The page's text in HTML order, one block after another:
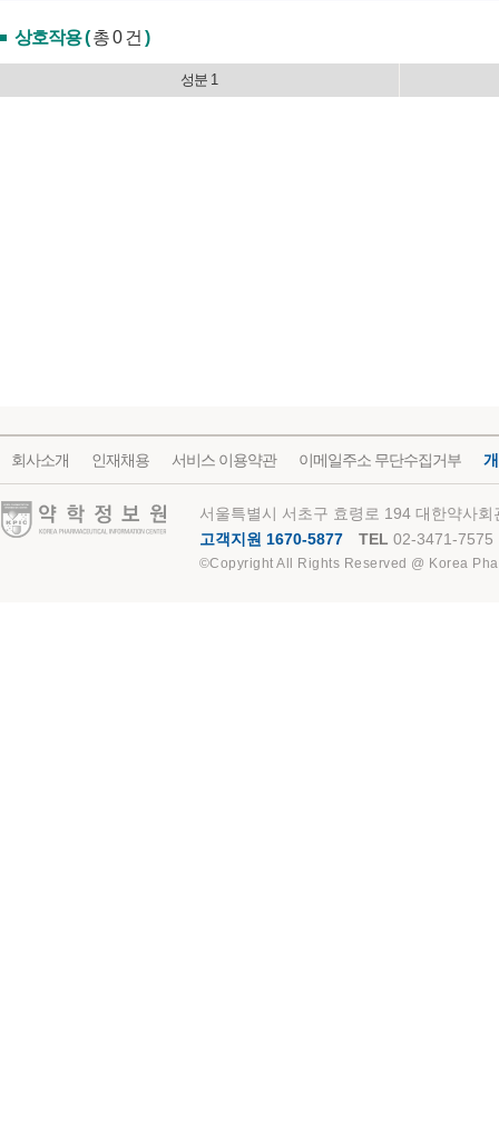
상호작용 (총 0 건 )
성분 1
회사소개 인재채용 서비스 이용약관 이메일주소 무단수집거부
약학정보원
서울특별시 서초구 효령로 194 대한약사
고객지원 1670-5877
TEL 02-3471-7575
©Copyright All Rights Reserved @ Korea